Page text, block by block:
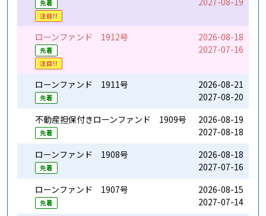
先着
注目!!
ローンファンド 1912号
先着
注目!!
2026-08-18
2027-07-16
ローンファンド 1911号
先着
2026-08-21
2027-08-20
不動産担保付きローンファンド 1909号
先着
2026-08-19
2027-08-18
ローンファンド 1908号
先着
2026-08-18
2027-07-16
ローンファンド 1907号
先着
2026-08-15
2027-07-14